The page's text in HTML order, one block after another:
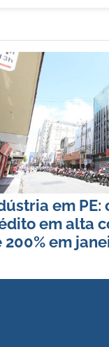
em
em alta
200% em